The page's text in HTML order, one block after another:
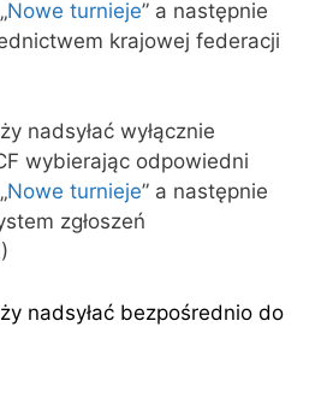
Nowe turnieje” a następnie
krajowej federacji
nadsyłać wyłącznie
wybierając odpowiedni
Nowe turnieje” a następnie
zgłoszeń
nadsyłać bezpośrednio do